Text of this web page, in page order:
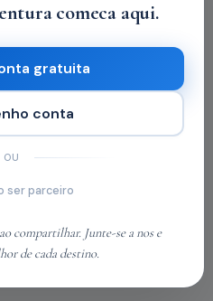
nesta quinta-feira
vão do bordado em
espantalho junino
comeca aqui.|
gratuita
conta
OU
ser parceiro
compartilhar. Junte-se a nos e
de cada destino.